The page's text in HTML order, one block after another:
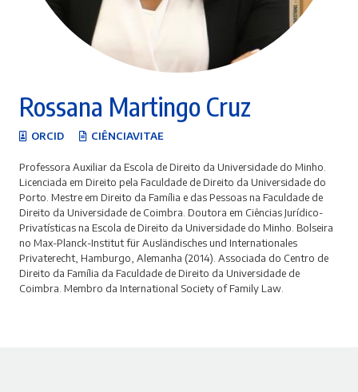
Rossana Martingo Cruz
ORCID CIÊNCIAVITAE
Professora Auxiliar da Escola de Direito da Universidade do Minho.
Licenciada em Direito pela Faculdade de Direito da Universidade do
Porto. Mestre em Direito da Família e das Pessoas na Faculdade de
Direito da Universidade de Coimbra. Doutora em Ciências Jurídico-
Privatísticas na Escola de Direito da Universidade do Minho. Bolseira
no Max-Planck-Institut für Ausländisches und Internationales
Privaterecht, Hamburgo, Alemanha (2014). Associada do Centro de
Direito da Família da Faculdade de Direito da Universidade de
Coimbra. Membro da International Society of Family Law.